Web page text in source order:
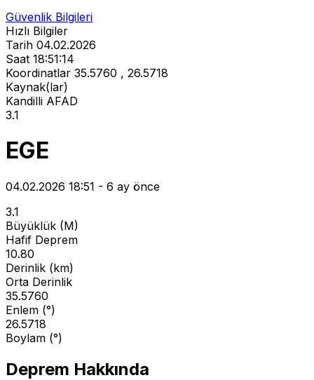
Güvenlik Bilgileri
Hızlı Bilgiler
Tarih 04.02.2026
Saat 18:51:14
Koordinatlar 35.5760 , 26.5718
Kaynak(lar)
Kandilli AFAD
3.1
EGE
04.02.2026 18:51 - 6 ay önce
3.1
Büyüklük (M)
Hafif Deprem
10.80
Derinlik (km)
Orta Derinlik
35.5760
Enlem (°)
26.5718
Boylam (°)
Deprem Hakkında